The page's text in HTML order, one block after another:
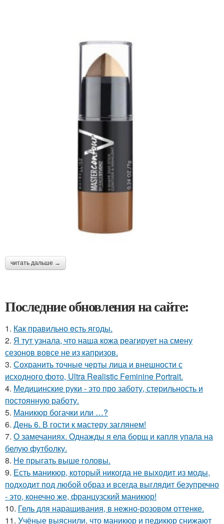
читать дальше →
Последние обновления на сайте:
1. Как правильно eсть ягоды.
2. Я тут узнала, что наша кожа реагирует на смену
сезонов вовсе не из капризов.
3. Сохранить точные черты лица и внешности с
исходного фото, Ultra Realistic Feminine Portrait.
4. Медицинские руки - это про заботу, стерильность и
постоянную работу.
5. Маникюр богачки или …?
6. День 6. В гости к мастеру заглянем!
7. О замечаниях. Однажды я ела борщ и капля упала на
белую футболку.
8. Не прыгать выше головы.
9. Есть маникюр, который никогда не выходит из моды,
подходит под любой образ и всегда выглядит безупречно
- это, конечно же, французский маникюр!
10. Гель для наращивания, в нежно-розовом оттенке.
11. Учёные выяснили, что маникюр и педикюр снижают